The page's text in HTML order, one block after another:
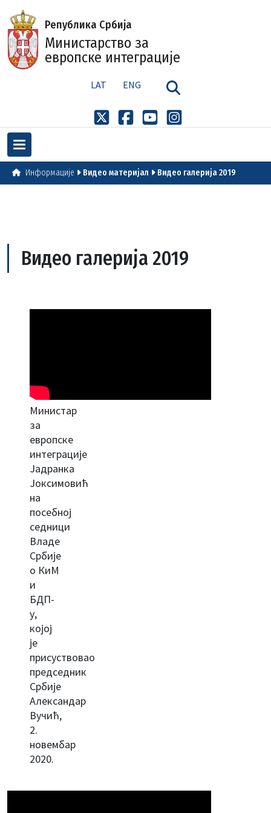
Република Србија
Министарство за
европске интеграције
LAT ENG
Информације Видео материјал Видео галерија 2019
Видео галерија 2019
Министар
за
европске
интеграције
Јадранка
Јоксимовић
на
посебној
седници
Владе
Србије
о КиМ
и
БДП-
у,
којој
је
присуствовао
председник
Србије
Александар
Вучић,
2.
новембар
2020.